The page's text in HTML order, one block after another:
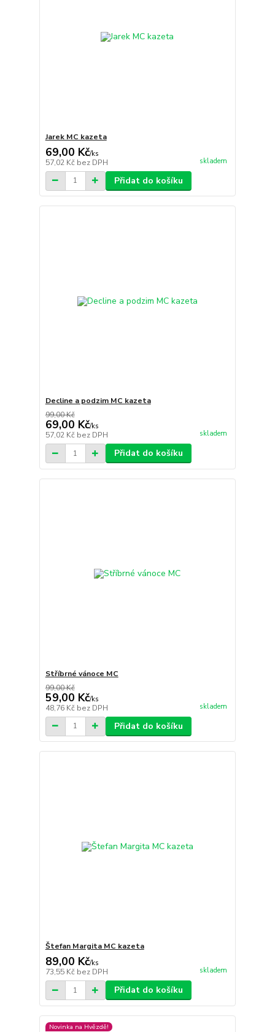
Jarek MC kazeta
69,00 Kč/ks
57,02 Kč bez DPH skladem
Přidat do košíku
Decline a podzim MC kazeta
99,00 Kč
69,00 Kč/ks
57,02 Kč bez DPH skladem
Přidat do košíku
Stříbrné vánoce MC
99,00 Kč
59,00 Kč/ks
48,76 Kč bez DPH skladem
Přidat do košíku
Štefan Margita MC kazeta
89,00 Kč/ks
73,55 Kč bez DPH skladem
Přidat do košíku
Novinka na Hvězdě!